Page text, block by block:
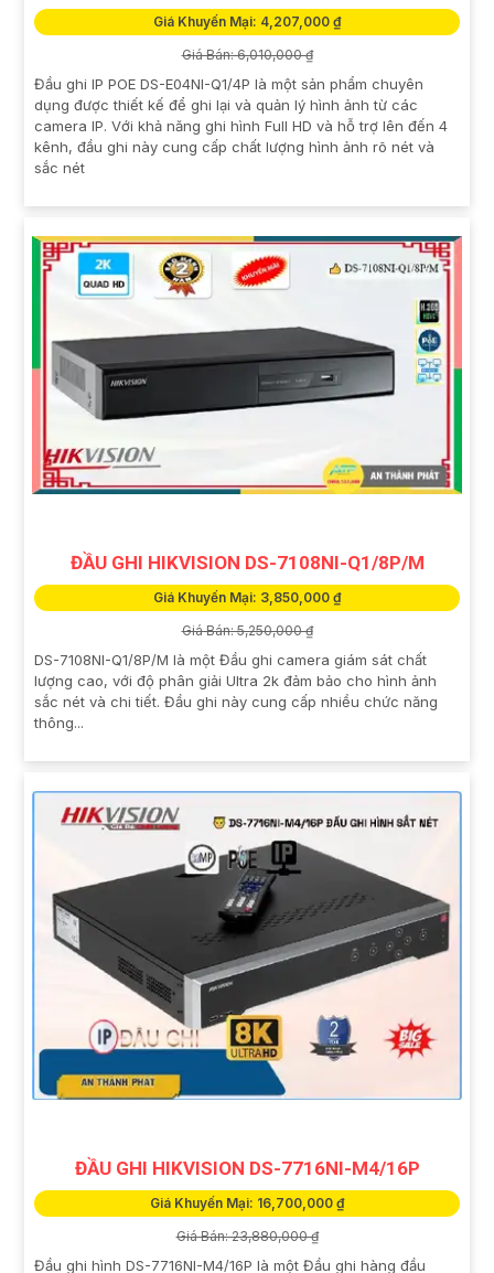
Giá Khuyến Mại: 4,207,000 ₫
Giá Bán: 6,010,000 ₫
Đầu ghi IP POE DS-E04NI-Q1/4P là một sản phẩm chuyên
dụng được thiết kế để ghi lại và quản lý hình ảnh từ các
camera IP. Với khả năng ghi hình Full HD và hỗ trợ lên đến 4
kênh, đầu ghi này cung cấp chất lượng hình ảnh rõ nét và
sắc nét
ĐẦU GHI HIKVISION DS-7108NI-Q1/8P/M
Giá Khuyến Mại: 3,850,000 ₫
Giá Bán: 5,250,000 ₫
DS-7108NI-Q1/8P/M là một Đầu ghi camera giám sát chất
lượng cao, với độ phân giải Ultra 2k đảm bảo cho hình ảnh
sắc nét và chi tiết. Đầu ghi này cung cấp nhiều chức năng
thông...
ĐẦU GHI HIKVISION DS-7716NI-M4/16P
Giá Khuyến Mại: 16,700,000 ₫
Giá Bán: 23,880,000 ₫
Đầu ghi hình DS-7716NI-M4/16P là một Đầu ghi hàng đầu